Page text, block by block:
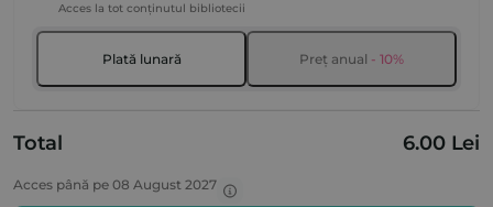
Acces la tot conținutul bibliotecii
Plată lunară Preț anual - 10%
Total 6.00 Lei
Acces până pe 08 August 2027